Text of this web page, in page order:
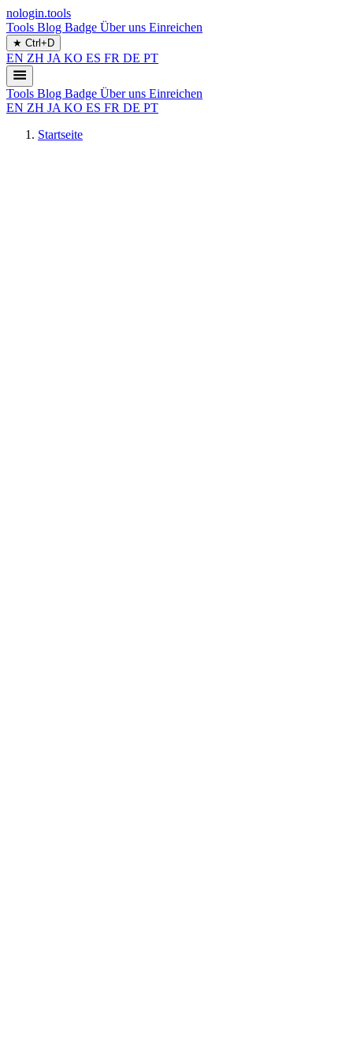
nologin.tools
Tools Blog Badge Über uns Einreichen
★ Ctrl+D
EN ZH JA KO ES FR DE PT
Tools Blog Badge Über uns Einreichen
EN ZH JA KO ES FR DE PT
Startseite